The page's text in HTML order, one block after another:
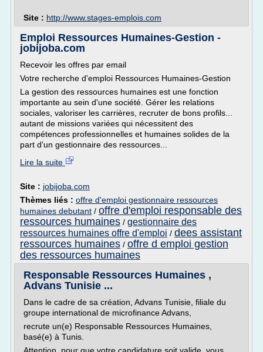
Site : http://www.stages-emplois.com
Emploi Ressources Humaines-Gestion -
jobijoba.com
Recevoir les offres par email
Votre recherche d'emploi Ressources Humaines-Gestion
La gestion des ressources humaines est une fonction
importante au sein d'une société. Gérer les relations
sociales, valoriser les carrières, recruter de bons profils...
autant de missions variées qui nécessitent des
compétences professionnelles et humaines solides de la
part d'un gestionnaire des ressources...
Lire la suite
Site : jobijoba.com
Thèmes liés : offre d'emploi gestionnaire ressources
humaines debutant / offre d'emploi responsable des
ressources humaines / gestionnaire des
ressources humaines offre d'emploi / dees assistant
ressources humaines / offre d emploi gestion
des ressources humaines
Responsable Ressources Humaines ,
Advans Tunisie ...
Dans le cadre de sa création, Advans Tunisie, filiale du
groupe international de microfinance Advans,
recrute un(e) Responsable Ressources Humaines,
basé(e) à Tunis.